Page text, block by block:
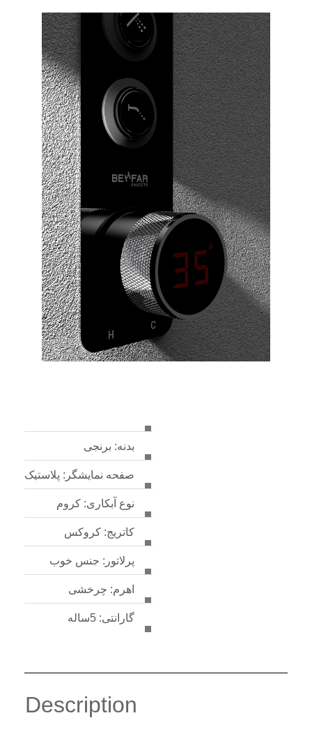
بدنه: برنجی
صفحه نمایشگر: پلاستیک
نوع آبکاری: کروم
کاتریج: کروکس
پرلاتور: جنس خوب
اهرم: چرخشی
گارانتی: 5ساله
Description